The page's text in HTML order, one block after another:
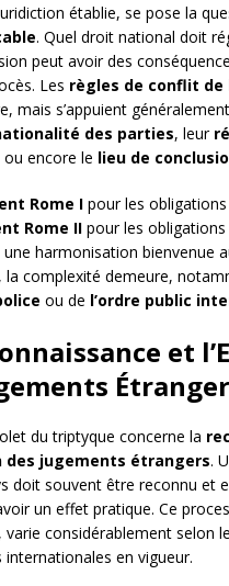
établie, se pose la
. Quel droit national doit
peut avoir des
Les règles de conflit de
mais s’appuient
des parties, leur
ou encore le lieu de
Rome I pour les
Rome II pour les
harmonisation bienvenue
complexité demeure,
ou de l’ordre public
et
du triptyque concerne la
des jugements étrangers.
doit souvent être reconnu et
un effet pratique. Ce
, varie considérablement selon
en vigueur.